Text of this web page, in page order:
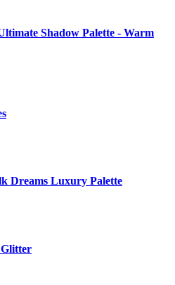
Shadow Palette - Warm
Dreams Luxury Palette